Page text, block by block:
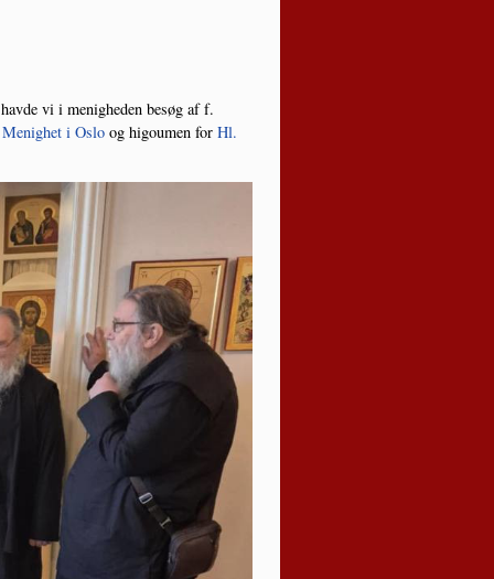
vi i menig­he­den besøg af f.
i Osloog higou­men for Hl.